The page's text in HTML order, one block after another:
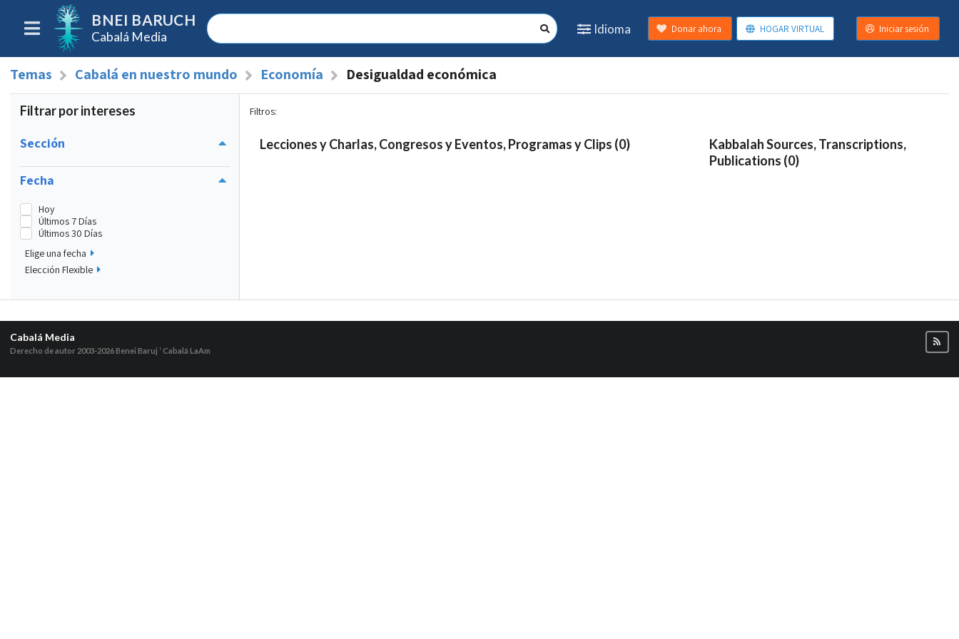
BNEI BARUCH
Cabalá Media
Idioma Donar ahora HOGAR VIRTUAL Iniciar sesión
Temas Cabalá en nuestro mundo Economía Desigualdad económica
Filtrar por intereses
Sección
Fecha
Hoy
Últimos 7 Días
Últimos 30 Días
Elige una fecha
Elección Flexible
Filtros:
Lecciones y Charlas, Congresos y Eventos, Programas y Clips (0)
Kabbalah Sources, Transcriptions,
Publications (0)
Cabalá Media
Derecho de autor 2003-2026Benei Baruj ‘ Cabalá LaAm